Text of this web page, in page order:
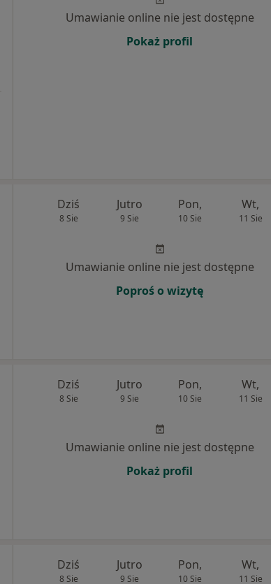
Umawianie online nie jest dostępne
Pokaż profil
Dziś
8 Sie
Jutro
9 Sie
Pon,
10 Sie
Wt,
11 Sie
Umawianie online nie jest dostępne
Poproś o wizytę
Dziś
8 Sie
Jutro
9 Sie
Pon,
10 Sie
Wt,
11 Sie
Umawianie online nie jest dostępne
Pokaż profil
Dziś
8 Sie
Jutro
9 Sie
Pon,
10 Sie
Wt,
11 Sie